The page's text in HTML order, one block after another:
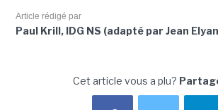
Article rédigé par
Paul Krill, IDG NS (adapté par Jean
Cet article vous a plu?